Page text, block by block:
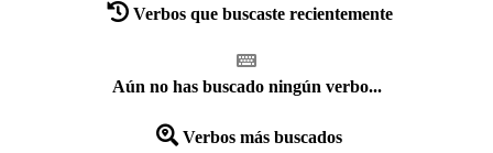
Verbos que buscaste recientemente
Aún no has buscado ningún verbo...
Verbos más buscados